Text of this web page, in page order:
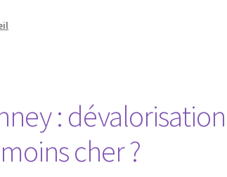
: dévalorisation
cher ?